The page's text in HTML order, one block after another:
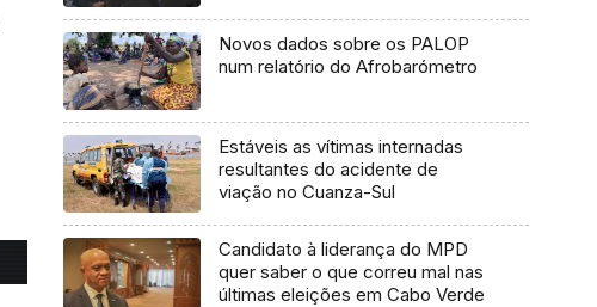
Novos dados sobre os PALOP
num relatório do Afrobarómetro
Estáveis as vítimas internadas
resultantes do acidente de
viação no Cuanza-Sul
Candidato à liderança do MPD
quer saber o que correu mal nas
últimas eleições em Cabo Verde